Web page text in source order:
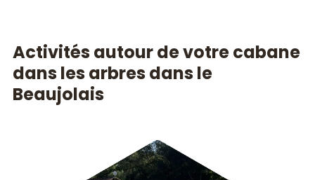
Activités autour de votre cabane
dans les arbres dans le
Beaujolais